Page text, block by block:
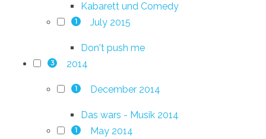
Kabarett und Comedy
1 July 2015
Don't push me
3 2014
1 December 2014
Das wars - Musik 2014
1 May 2014